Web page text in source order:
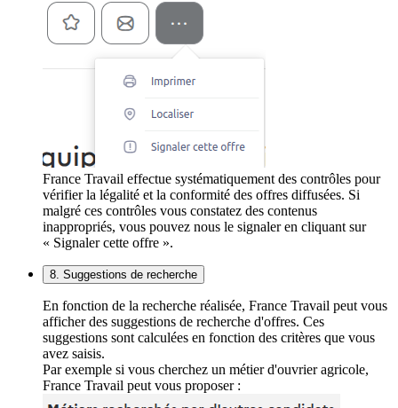
France Travail effectue systématiquement des contrôles pour
vérifier la légalité et la conformité des offres diffusées. Si
malgré ces contrôles vous constatez des contenus
inappropriés, vous pouvez nous le signaler en cliquant sur
« Signaler cette offre ».
8. Suggestions de recherche
En fonction de la recherche réalisée, France Travail peut vous
afficher des suggestions de recherche d'offres. Ces
suggestions sont calculées en fonction des critères que vous
avez saisis.
Par exemple si vous cherchez un métier d'ouvrier agricole,
France Travail peut vous proposer :